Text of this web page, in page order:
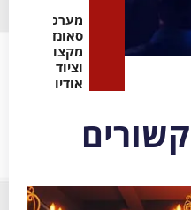
מערכות
סאונד
מקצועיות
וציוד
אודיו